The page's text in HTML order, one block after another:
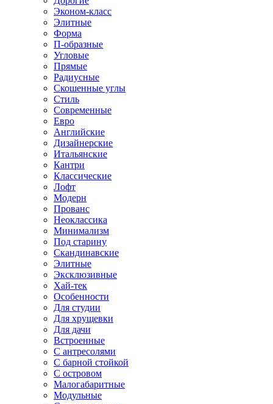
Эконом-класс
Элитные
Форма
П-образные
Угловые
Прямые
Радиусные
Скошенные углы
Стиль
Современные
Евро
Английские
Дизайнерские
Итальянские
Кантри
Классические
Лофт
Модерн
Прованс
Неоклассика
Минимализм
Под старину
Скандинавские
Элитные
Эксклюзивные
Хай-тек
Особенности
Для студии
Для хрущевки
Для дачи
Встроенные
С антресолями
С барной стойкой
С островом
Малогабаритные
Модульные